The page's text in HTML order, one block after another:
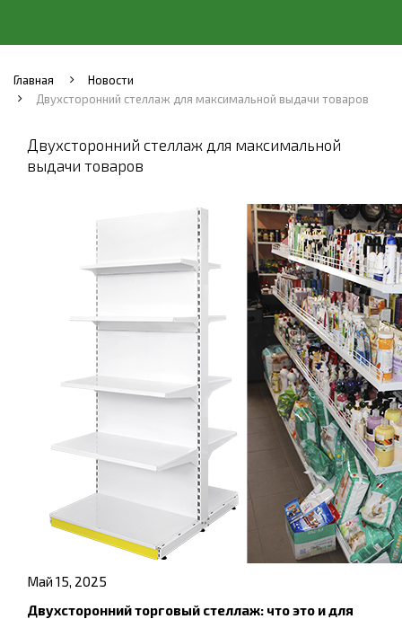
Главная
Новости
Двухсторонний стеллаж для максимальной выдачи товаров
Двухсторонний стеллаж для максимальной
выдачи товаров
Май 15, 2025
Двухсторонний торговый стеллаж: что это и для